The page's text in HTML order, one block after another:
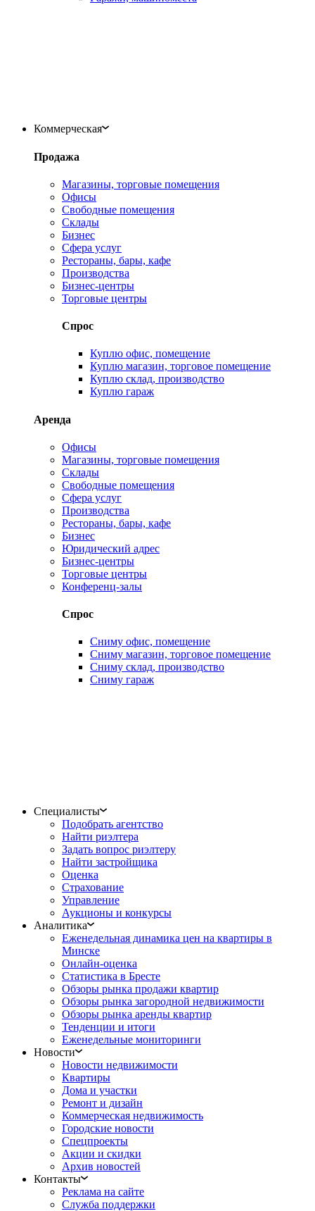
Коммерческая
Продажа
Магазины, торговые помещения
Офисы
Свободные помещения
Склады
Бизнес
Сфера услуг
Рестораны, бары, кафе
Производства
Бизнес-центры
Торговые центры
Спрос
Куплю офис, помещение
Куплю магазин, торговое помещение
Куплю склад, производство
Куплю гараж
Аренда
Офисы
Магазины, торговые помещения
Склады
Свободные помещения
Сфера услуг
Производства
Рестораны, бары, кафе
Бизнес
Юридический адрес
Бизнес-центры
Торговые центры
Конференц-залы
Спрос
Сниму офис, помещение
Сниму магазин, торговое помещение
Сниму склад, производство
Сниму гараж
Специалисты
Подобрать агентство
Найти риэлтера
Задать вопрос риэлтеру
Найти застройщика
Оценка
Страхование
Управление
Аукционы и конкурсы
Аналитика
Еженедельная динамика цен на квартиры в
Минске
Онлайн-оценка
Статистика в Бресте
Обзоры рынка продажи квартир
Обзоры рынка загородной недвижимости
Обзоры рынка аренды квартир
Тенденции и итоги
Еженедельные мониторинги
Новости
Новости недвижимости
Квартиры
Дома и участки
Ремонт и дизайн
Коммерческая недвижимость
Городские новости
Спецпроекты
Акции и скидки
Архив новостей
Контакты
Реклама на сайте
Служба поддержки